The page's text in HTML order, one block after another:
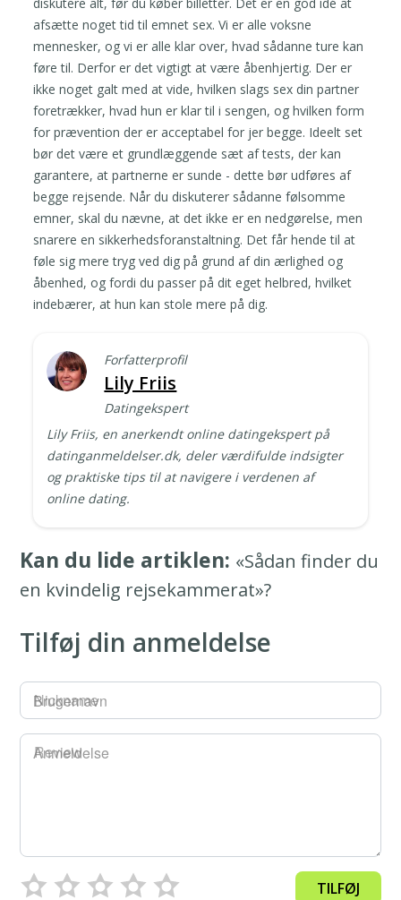
afsætte noget tid til emnet sex. Vi er alle voksne
mennesker, og vi er alle klar over, hvad sådanne ture kan
føre til. Derfor er det vigtigt at være åbenhjertig. Der er
ikke noget galt med at vide, hvilken slags sex din partner
foretrækker, hvad hun er klar til i sengen, og hvilken form
for prævention der er acceptabel for jer begge. Ideelt set
bør det være et grundlæggende sæt af tests, der kan
garantere, at partnerne er sunde - dette bør udføres af
begge rejsende. Når du diskuterer sådanne følsomme
emner, skal du nævne, at det ikke er en nedgørelse, men
snarere en sikkerhedsforanstaltning. Det får hende til at
føle sig mere tryg ved dig på grund af din ærlighed og
åbenhed, og fordi du passer på dit eget helbred, hvilket
indebærer, at hun kan stole mere på dig.
Forfatterprofil
Lily Friis
Datingekspert
Lily Friis, en anerkendt online datingekspert på
datinganmeldelser.dk, deler værdifulde indsigter
og praktiske tips til at navigere i verdenen af
online dating.
Kan du lide artiklen: «Sådan finder du
en kvindelig rejsekammerat»?
Tilføj din anmeldelse
Brugernavn
Anmeldelse
TILFØJ